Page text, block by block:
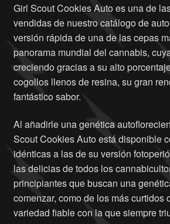
Girl Scout Cookies Auto es una de
vendidas de nuestro catálogo de
versión rápida de una de las cepas
panorama mundial del cannabis,
creciendo gracias a su alto
cogollos llenos de resina, su gran
fantástico sabor.
Al añadirle una genética
Scout Cookies Auto está disponible
idénticas a las de su versión
las delicias de todos los
principiantes que buscan una
comenzar, como de los más curtidos
variedad fiable con la que siempre